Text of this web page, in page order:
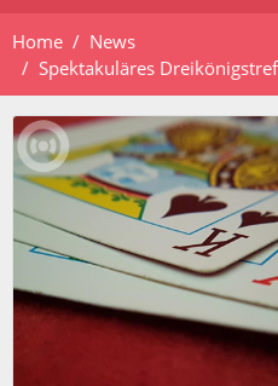
Home
News
Spektakuläres